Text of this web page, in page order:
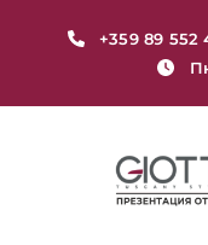
+359 89 552